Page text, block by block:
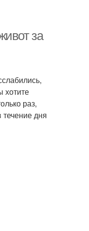
за
хотите
раз,
дня